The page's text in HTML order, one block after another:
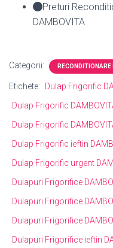
Preturi
DAMBOVITA
Categorii:
Etichete:
Dulap Frigorific
Dulap Frigorific
Dulap Frigorific
Dulap Frigorific ieftin
Dulap Frigorific urgent
Dulapuri Frigorifice
Dulapuri Frigorifice
Dulapuri Frigorifice
Dulapuri Frigorifice ieftin